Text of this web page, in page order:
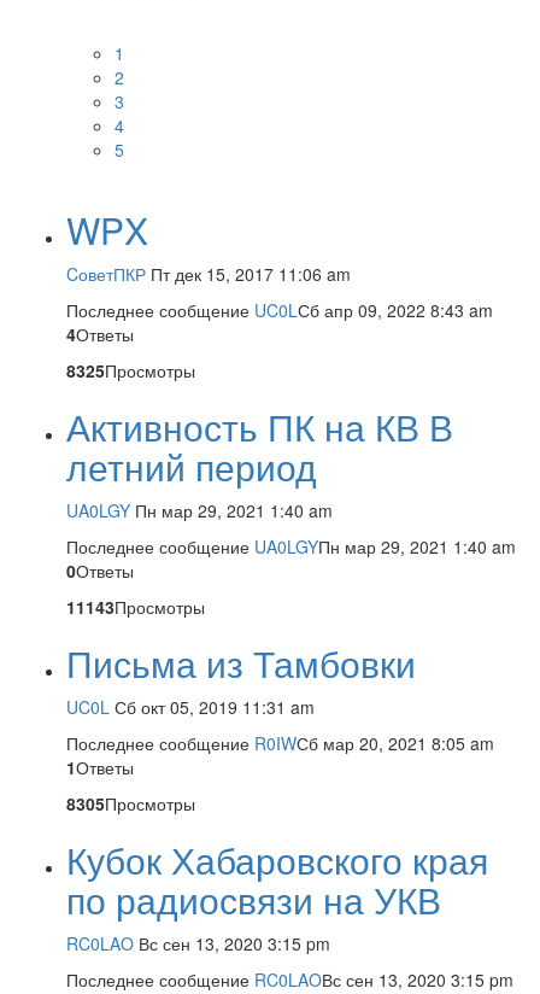
1
2
3
4
5
WPX
CоветПКР Пт дек 15, 2017 11:06 am
Последнее сообщение UC0LСб апр 09, 2022 8:43 am
4Ответы
8325Просмотры
Активность ПК на КВ В
летний период
UA0LGY Пн мар 29, 2021 1:40 am
Последнее сообщение UA0LGYПн мар 29, 2021 1:40 am
0Ответы
11143Просмотры
Письма из Тамбовки
UC0L Сб окт 05, 2019 11:31 am
Последнее сообщение R0IWСб мар 20, 2021 8:05 am
1Ответы
8305Просмотры
Кубок Хабаровского края
по радиосвязи на УКВ
RC0LAO Вс сен 13, 2020 3:15 pm
Последнее сообщение RC0LAOВс сен 13, 2020 3:15 pm